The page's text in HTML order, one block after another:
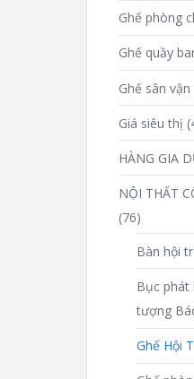
Ghế phòng
Ghế quầy
Ghế sân
Giá siêu thị
HÀNG GIA
NỘI THẤT
(76)
Bàn hội
Bục phát
tượng
Ghế Hội